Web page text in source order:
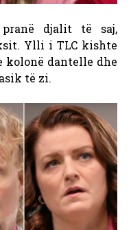
djalit të saj,
Ylli i TLC kishte
kolonë dantelle dhe
të zi.